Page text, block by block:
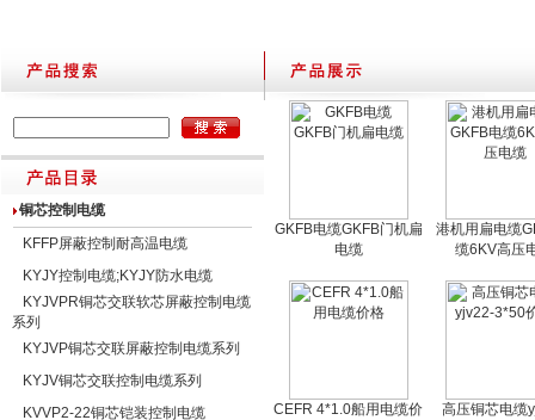
铜芯控制电缆
KFFP屏蔽控制耐高温电缆
KYJY控制电缆;KYJY防水电缆
KYJVPR铜芯交联软芯屏蔽控制电缆
系列
KYJVP铜芯交联屏蔽控制电缆系列
KYJV铜芯交联控制电缆系列
KVVP2-22铜芯铠装控制电缆
GKFB电缆GKFB门机扁
电缆
港机用扁电缆
缆6KV高压
CEFR 4*1.0船用电缆价
高压铜芯电缆